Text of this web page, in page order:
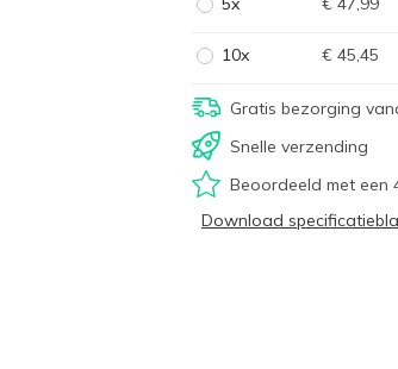
10x € 45,45
Gratis bezorging
Snelle verzending
Beoordeeld met een
Download